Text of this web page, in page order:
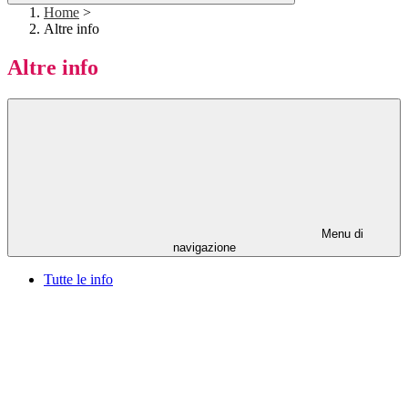
Home >
Altre info
Altre info
Menu di
navigazione
Tutte le info